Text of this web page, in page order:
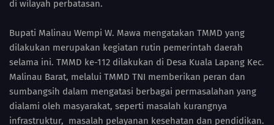
di wilayah perbatasan.
Bupati Malinau Wempi W. Mawa mengatakan TMMD yang
dilakukan merupakan kegiatan rutin pemerintah daerah
selama ini. TMMD ke-112 dilakukan di Desa Kuala Lapang Kec.
Malinau Barat, melalui TMMD TNI memberikan peran dan
sumbangsih dalam mengatasi berbagai permasalahan yang
dialami oleh masyarakat, seperti masalah kurangnya
infrastruktur, masalah pelayanan kesehatan dan pendidikan.